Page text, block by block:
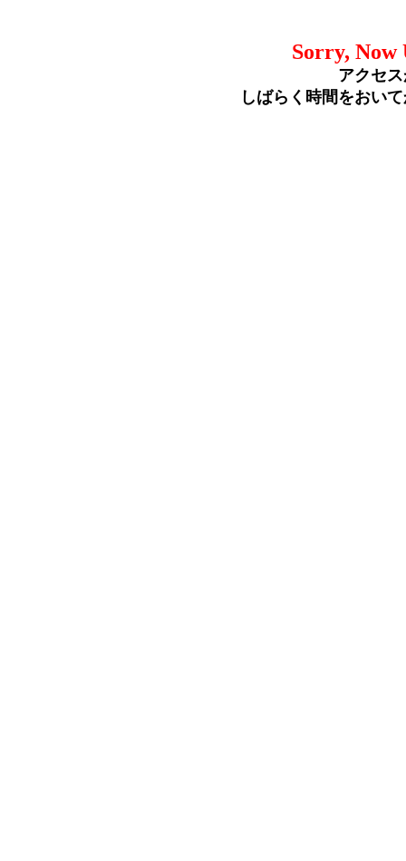
Sorry, Now
アクセ
しばらく時間をおい